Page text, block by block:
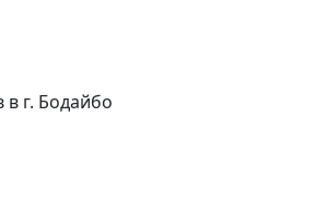
в г. Бодайбо